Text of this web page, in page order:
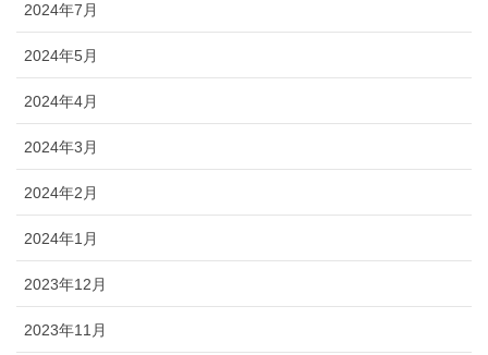
2024年7月
2024年5月
2024年4月
2024年3月
2024年2月
2024年1月
2023年12月
2023年11月